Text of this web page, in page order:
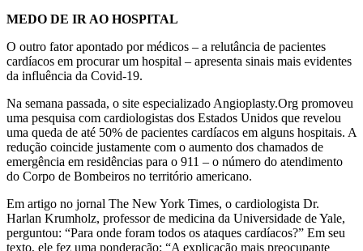
MEDO DE IR AO HOSPITAL
O outro fator apontado por médicos – a relutância de pacientes
cardíacos em procurar um hospital – apresenta sinais mais evidentes
da influência da Covid-19.
Na semana passada, o site especializado Angioplasty.Org promoveu
uma pesquisa com cardiologistas dos Estados Unidos que revelou
uma queda de até 50% de pacientes cardíacos em alguns hospitais. A
redução coincide justamente com o aumento dos chamados de
emergência em residências para o 911 – o número do atendimento
do Corpo de Bombeiros no território americano.
Em artigo no jornal The New York Times, o cardiologista Dr.
Harlan Krumholz, professor de medicina da Universidade de Yale,
perguntou: “Para onde foram todos os ataques cardíacos?” Em seu
texto, ele fez uma ponderação: “A explicação mais preocupante